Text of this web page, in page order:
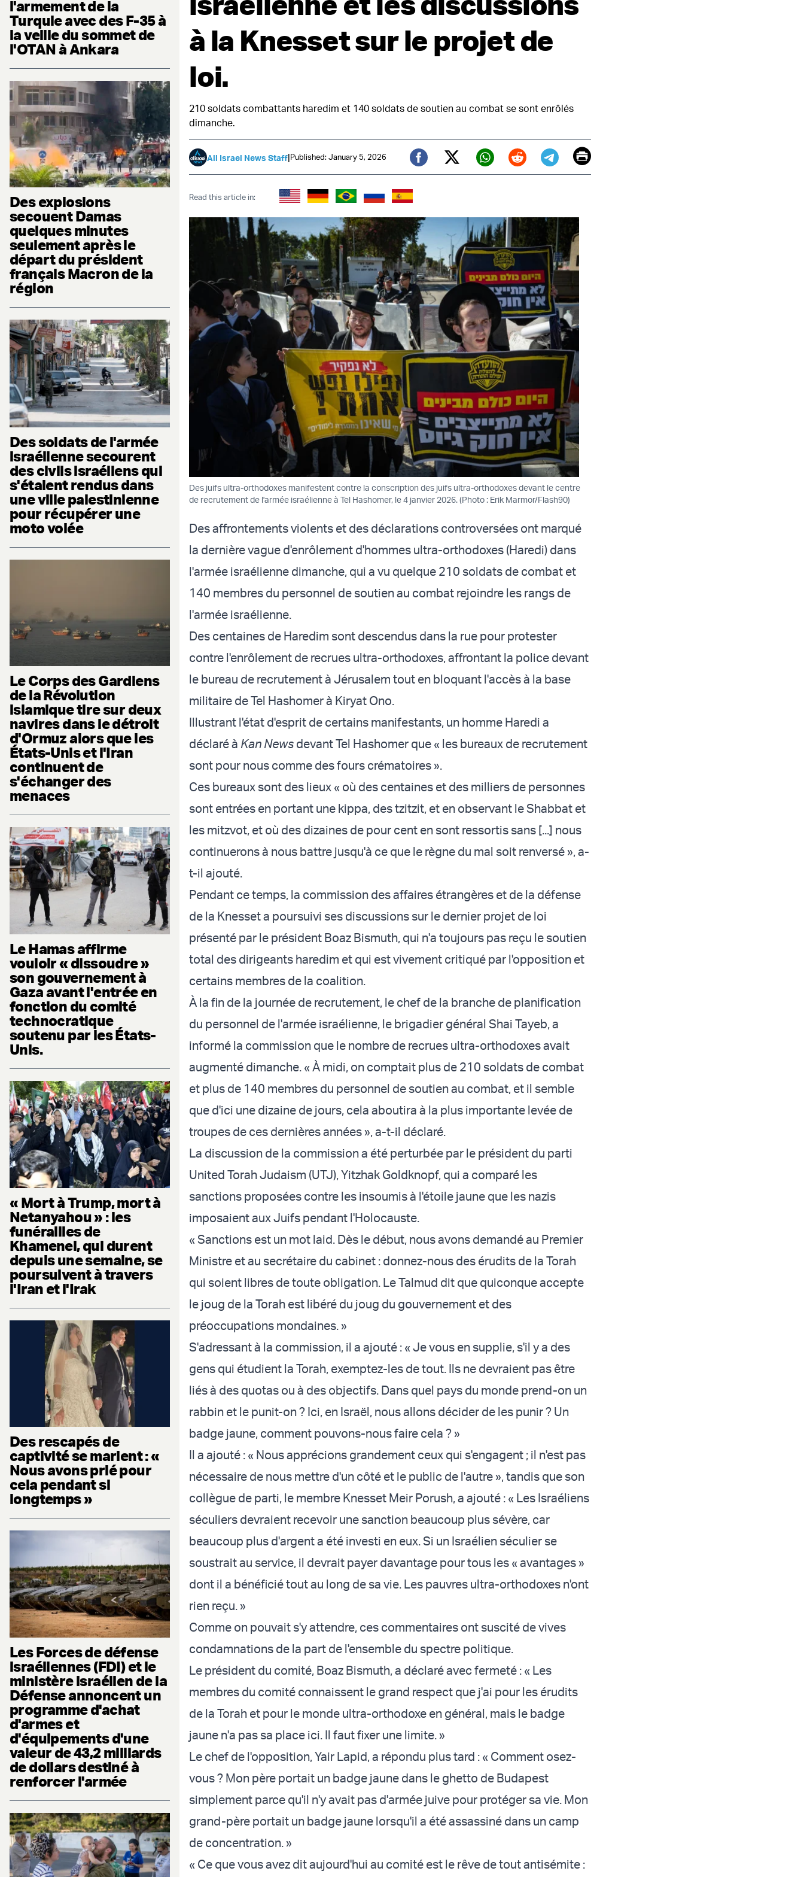
l'armement de la
Turquie avec des F-35 à
la veille du sommet de
l'OTAN à Ankara
Des explosions
secouent Damas
quelques minutes
seulement après le
départ du président
français Macron de la
région
Des soldats de l'armée
israélienne secourent
des civils israéliens qui
s'étaient rendus dans
une ville palestinienne
pour récupérer une
moto volée
Le Corps des Gardiens
de la Révolution
islamique tire sur deux
navires dans le détroit
d'Ormuz alors que les
États-Unis et l'Iran
continuent de
s'échanger des
menaces
Le Hamas affirme
vouloir « dissoudre »
son gouvernement à
Gaza avant l'entrée en
fonction du comité
technocratique
soutenu par les États-
Unis.
« Mort à Trump, mort à
Netanyahou » : les
funérailles de
Khamenei, qui durent
depuis une semaine, se
poursuivent à travers
l'Iran et l'Irak
Des rescapés de
captivité se marient : «
Nous avons prié pour
cela pendant si
longtemps »
Les Forces de défense
israéliennes (FDI) et le
ministère israélien de la
Défense annoncent un
programme d'achat
d'armes et
d'équipements d'une
valeur de 43,2 milliards
de dollars destiné à
renforcer l'armée
à la Knesset sur le projet de
loi.
210 soldats combattants haredim et 140 soldats de soutien au combat se sont enrôlés
dimanche.
All Israel News Staff|Published: January 5, 2026
Facebook
Twitter (X)
Whatsapp
RedditTelegram
EmailPrint
Read this article in:
Des juifs ultra-orthodoxes manifestent contre la conscription des juifs ultra-orthodoxes devant le centre
de recrutement de l'armée israélienne à Tel Hashomer, le 4 janvier 2026. (Photo : Erik Marmor/Flash90)
Des affrontements violents et des déclarations controversées ont marqué
la dernière vague d'enrôlement d'hommes ultra-orthodoxes (Haredi) dans
l'armée israélienne dimanche, qui a vu quelque 210 soldats de combat et
140 membres du personnel de soutien au combat rejoindre les rangs de
l'armée israélienne.
Des centaines de Haredim sont descendus dans la rue pour protester
contre l'enrôlement de recrues ultra-orthodoxes, affrontant la police devant
le bureau de recrutement à Jérusalem tout en bloquant l'accès à la base
militaire de Tel Hashomer à Kiryat Ono.
Illustrant l'état d'esprit de certains manifestants, un homme Haredi a
déclaré à Kan News devant Tel Hashomer que « les bureaux de recrutement
sont pour nous comme des fours crématoires ».
Ces bureaux sont des lieux « où des centaines et des milliers de personnes
sont entrées en portant une kippa, des tzitzit, et en observant le Shabbat et
les mitzvot, et où des dizaines de pour cent en sont ressortis sans [...] nous
continuerons à nous battre jusqu'à ce que le règne du mal soit renversé », a-
t-il ajouté.
Pendant ce temps, la commission des affaires étrangères et de la défense
de la Knesset a poursuivi ses discussions sur le dernier projet de loi
présenté par le président Boaz Bismuth, qui n'a toujours pas reçu le soutien
total des dirigeants haredim et qui est vivement critiqué par l'opposition et
certains membres de la coalition.
À la fin de la journée de recrutement, le chef de la branche de planification
du personnel de l'armée israélienne, le brigadier général Shai Tayeb, a
informé la commission que le nombre de recrues ultra-orthodoxes avait
augmenté dimanche. « À midi, on comptait plus de 210 soldats de combat
et plus de 140 membres du personnel de soutien au combat, et il semble
que d'ici une dizaine de jours, cela aboutira à la plus importante levée de
troupes de ces dernières années », a-t-il déclaré.
La discussion de la commission a été perturbée par le président du parti
United Torah Judaism (UTJ), Yitzhak Goldknopf, qui a comparé les
sanctions proposées contre les insoumis à l'étoile jaune que les nazis
imposaient aux Juifs pendant l'Holocauste.
« Sanctions est un mot laid. Dès le début, nous avons demandé au Premier
Ministre et au secrétaire du cabinet : donnez-nous des érudits de la Torah
qui soient libres de toute obligation. Le Talmud dit que quiconque accepte
le joug de la Torah est libéré du joug du gouvernement et des
préoccupations mondaines. »
S'adressant à la commission, il a ajouté : « Je vous en supplie, s'il y a des
gens qui étudient la Torah, exemptez-les de tout. Ils ne devraient pas être
liés à des quotas ou à des objectifs. Dans quel pays du monde prend-on un
rabbin et le punit-on ? Ici, en Israël, nous allons décider de les punir ? Un
badge jaune, comment pouvons-nous faire cela ? »
Il a ajouté : « Nous apprécions grandement ceux qui s'engagent ; il n'est pas
nécessaire de nous mettre d'un côté et le public de l'autre », tandis que son
collègue de parti, le membre Knesset Meir Porush, a ajouté : « Les Israéliens
séculiers devraient recevoir une sanction beaucoup plus sévère, car
beaucoup plus d'argent a été investi en eux. Si un Israélien séculier se
soustrait au service, il devrait payer davantage pour tous les « avantages »
dont il a bénéficié tout au long de sa vie. Les pauvres ultra-orthodoxes n'ont
rien reçu. »
Comme on pouvait s'y attendre, ces commentaires ont suscité de vives
condamnations de la part de l'ensemble du spectre politique.
Le président du comité, Boaz Bismuth, a déclaré avec fermeté : « Les
membres du comité connaissent le grand respect que j'ai pour les érudits
de la Torah et pour le monde ultra-orthodoxe en général, mais le badge
jaune n'a pas sa place ici. Il faut fixer une limite. »
Le chef de l'opposition, Yair Lapid, a répondu plus tard : « Comment osez-
vous ? Mon père portait un badge jaune dans le ghetto de Budapest
simplement parce qu'il n'y avait pas d'armée juive pour protéger sa vie. Mon
grand-père portait un badge jaune lorsqu'il a été assassiné dans un camp
de concentration. »
« Ce que vous avez dit aujourd'hui au comité est le rêve de tout antisémite :